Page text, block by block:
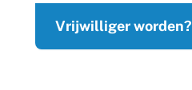
Vrijwilliger worden?